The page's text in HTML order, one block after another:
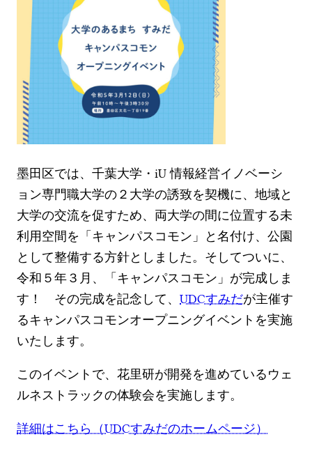
墨田区では、千葉大学・iU 情報経営イノベーシ
ョン専門職大学の２大学の誘致を契機に、地域と
大学の交流を促すため、両大学の間に位置する未
利用空間を「キャンパスコモン」と名付け、公園
として整備する方針としました。そしてついに、
令和５年３月、「キャンパスコモン」が完成しま
す！ その完成を記念して、UDCすみだが主催す
るキャンパスコモンオープニングイベントを実施
いたします。
このイベントで、花里研が開発を進めているウェ
ルネストラックの体験会を実施します。
詳細はこちら（UDCすみだのホームページ）